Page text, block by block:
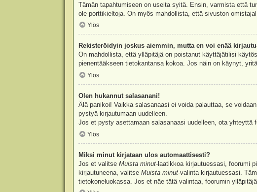
Tämän tapahtumiseen on useita syitä. Ensin, varmista että
ole porttikieltoja. On myös mahdollista, että sivuston
Ylös
Rekisteröidyin joskus aiemmin, mutta en voi enää
On mahdollista, että ylläpitäjä on poistanut käyttäjätilisi
pienentääkseen tietokantansa kokoa. Jos näin on käynyt,
Ylös
Olen hukannut salasanani!
Älä panikoi! Vaikka salasanaasi ei voida palauttaa, se
pystyä kirjautumaan uudelleen.
Jos et pysty asettamaan salasanaasi uudelleen, ota yhteyttä
Ylös
Miksi minut kirjataan ulos automaattisesti?
Jos et valitse Muista minut-laatikkoa kirjautuessasi, foorumi
kirjautuneena, valitse Muista minut-valinta kirjautuessasi.
tietokoneluokassa. Jos et näe tätä valintaa, foorumin